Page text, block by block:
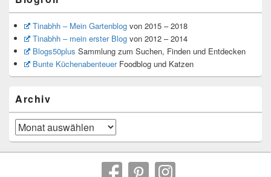
Tinabhh – Mein Gartenblogvon 2015 – 2018
Tinabhh – mein erster Blogvon 2012 – 2014
Blogs50plus Sammlung zum Suchen, Finden und Entdecken
Bunte KüchenabenteuerFoodblog und Katzen
Archiv
Archiv